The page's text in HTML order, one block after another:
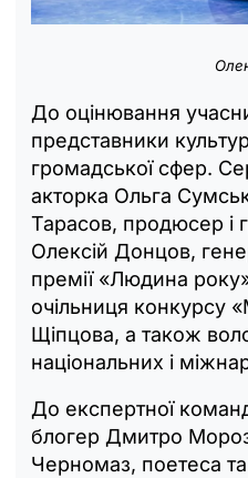
До оцінювання
представники
громадської сфер.
акторка Ольга
Тарасов, продюсер і
Олексій Донцов,
премії «Людина
очільниця конкурсу
Щіпцова, а також
національних і
До експертної
блогер Дмитро
Черномаз, поетеса